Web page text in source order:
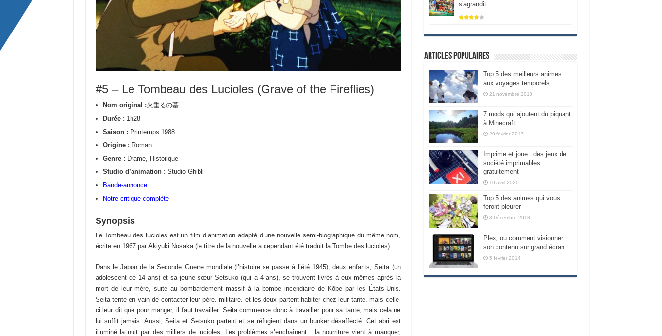
#5 – Le Tombeau des Lucioles (Grave of the Fireflies)
Nom original :火垂るの墓
Durée : 1h28
Saison : Printemps 1988
Origine : Roman
Genre : Drame, Historique
Studio d’animation : Studio Ghibli
Bande-annonce
Notre critique complète
Synopsis
Le Tombeau des lucioles est un film d’animation adapté d’une nouvelle semi-biographique du même nom,
écrite en 1967 par Akiyuki Nosaka (le titre de la nouvelle a cependant été traduit la Tombe des lucioles).
Dans le Japon de la Seconde Guerre mondiale (l’histoire se passe à l’été 1945), deux enfants, Seita (un
adolescent de 14 ans) et sa jeune sœur Setsuko (qui a 4 ans), se trouvent livrés à eux-mêmes après la
mort de leur mère, suite au bombardement massif à la bombe incendiaire de Kōbe par les États-Unis.
Seita tente en vain de contacter leur père, militaire, et les deux partent habiter chez leur tante, mais celle-
ci leur dit que pour manger, il faut travailler. Seita commence donc à travailler pour sa tante, mais cela ne
lui suffit jamais. Aussi, Seita et Setsuko partent et se réfugient dans un bunker désaffecté. Cet abri est
illuminé la nuit par des milliers de lucioles. Les problèmes s’enchaînent : la nourriture vient à manquer,
s’agrandit
Articles populaires
Top 5 des meilleurs animes
aux voyages temporels
21 novembre 2018
7 mods qui ajoutent du piquant
à Minecraft
20 février 2017
Imprime et joue : des jeux de
société imprimables
gratuitement
10 avril 2020
Top 5 des animes qui vous
feront pleurer
8 Décembre 2018
Plex, ou comment visionner
son contenu sur grand écran
5 février 2014